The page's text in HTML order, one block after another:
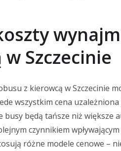
Szczecinie
z kierowcą w Szczecinie
wszystkim cena
busy będą tańsze niż większe
czynnikiem
różne modele cenowe –